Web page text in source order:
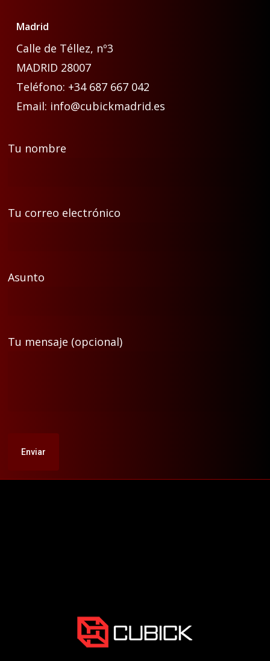
Madrid
Calle de Téllez, nº3
MADRID 28007
Teléfono: +34 687 667 042
Email: info@cubickmadrid.es
Tu nombre
Tu correo electrónico
Asunto
Tu mensaje (opcional)